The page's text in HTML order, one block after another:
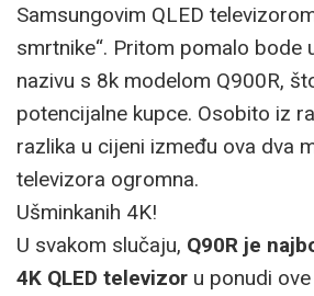
Samsungovim QLED
smrtnike“. Pritom pomalo bode
nazivu s 8k modelom Q900R,
potencijalne kupce. Osobito iz
razlika u cijeni između ova dva
televizora ogromna.
Ušminkanih 4K!
U svakom slučaju, Q90R je
4K QLED televizor u ponudi